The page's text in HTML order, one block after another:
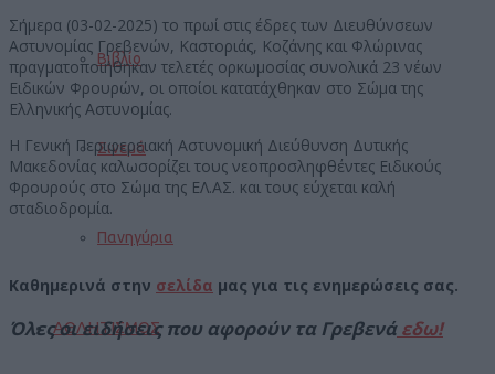
Βιβλίο
Σινεμά
Πανηγύρια
ΑΘΛΗΤΙΣΜΟΣ
Σήμερα (03-02-2025) το πρωί στις έδρες των Διευθύνσεων
Αστυνομίας Γρεβενών, Καστοριάς, Κοζάνης και Φλώρινας
πραγματοποιήθηκαν τελετές ορκωμοσίας συνολικά 23 νέων
Ειδικών Φρουρών, οι οποίοι κατατάχθηκαν στο Σώμα της
Ελληνικής Αστυνομίας.
Η Γενική Περιφερειακή Αστυνομική Διεύθυνση Δυτικής
Μακεδονίας καλωσορίζει τους νεοπροσληφθέντες Ειδικούς
Φρουρούς στο Σώμα της ΕΛ.ΑΣ. και τους εύχεται καλή
σταδιοδρομία.
Kαθημερινά στην σελίδα μας για τις ενημερώσεις σας.
Όλες οι ειδήσεις που αφορούν τα Γρεβενάεδω!